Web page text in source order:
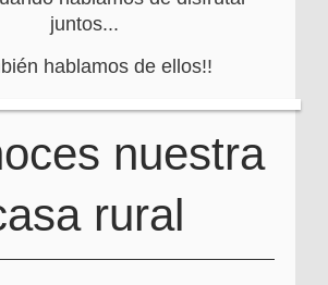
juntos...
hablamos de ellos!!
nuestra
rural